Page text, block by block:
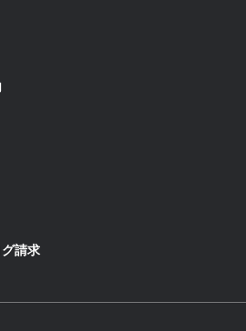
請求